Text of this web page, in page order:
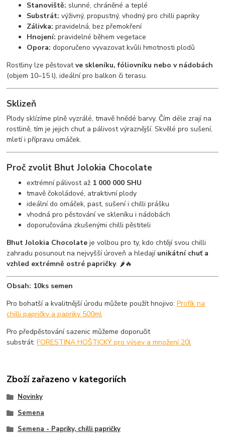
Stanoviště: slunné, chráněné a teplé
Substrát: výživný, propustný, vhodný pro chilli papriky
Zálivka: pravidelná, bez přemokření
Hnojení: pravidelné během vegetace
Opora: doporučeno vyvazovat kvůli hmotnosti plodů
Rostliny lze pěstovatve skleníku, fóliovníku nebo v nádobách
(objem 10–15 l), ideální pro balkon či terasu.
Sklizeň
Plody sklízíme plně vyzrálé, tmavě hnědé barvy. Čím déle zrají na
rostlině, tím je jejich chuť a pálivost výraznější. Skvělé pro sušení,
mletí i přípravu omáček.
Proč zvolit Bhut Jolokia Chocolate
extrémní pálivost až 1 000 000 SHU
tmavě čokoládové, atraktivní plody
ideální do omáček, past, sušení i chilli prášku
vhodná pro pěstování ve skleníku i nádobách
doporučována zkušenými chilli pěstiteli
Bhut Jolokia Chocolate je volbou pro ty, kdo chtějí svou chilli
zahradu posunout na nejvyšší úroveň a hledají unikátní chuť a
vzhled extrémně ostré papričky. 🌶️🔥
Obsah: 10ks semen
Pro bohatší a kvalitnější úrodu můžete použít hnojivo:Profík na
chilli papričky a papriky 500ml
Pro předpěstování sazenic můžeme doporučit
substrát:FORESTINA HOŠTICKÝ pro výsev a množení 20l
Zboží zařazeno v kategoriích
Novinky
Semena
Semena - Papriky, chilli papričky